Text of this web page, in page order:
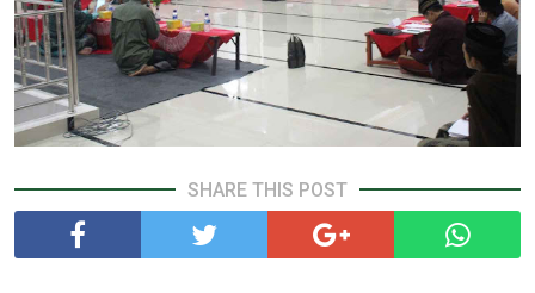
SHARE THIS POST